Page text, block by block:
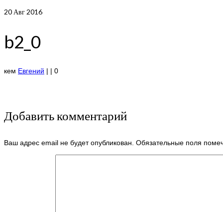
20 Авг 2016
b2_0
кем Евгений | | 0
Добавить комментарий
Ваш адрес email не будет опубликован. Обязательные поля